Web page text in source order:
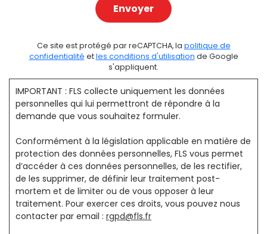
Ce site est protégé par reCAPTCHA, la politique de
confidentialité etles conditions d'utilisation de Google
s'appliquent.
IMPORTANT : FLS collecte uniquement les données
personnelles qui lui permettront de répondre à la
demande que vous souhaitez formuler.
Conformément à la législation applicable en matière de
protection des données personnelles, FLS vous permet
d’accéder à ces données personnelles, de les rectifier,
de les supprimer, de définir leur traitement post-
mortem et de limiter ou de vous opposer à leur
traitement. Pour exercer ces droits, vous pouvez nous
contacter par email : rgpd@fls.fr